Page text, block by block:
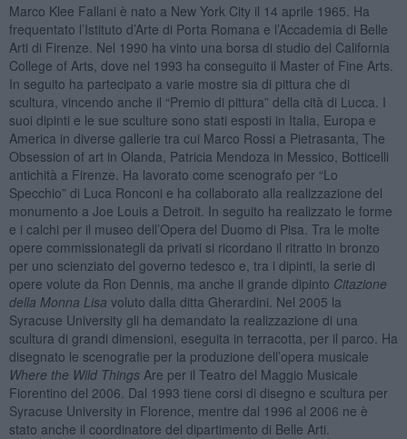
Marco Klee Fallani è nato a New York City il 14 aprile 1965. Ha
frequentato l’Istituto d’Arte di Porta Romana e l’Accademia di Belle
Arti di Firenze. Nel 1990 ha vinto una borsa di studio del California
College of Arts, dove nel 1993 ha conseguito il Master of Fine Arts.
In seguito ha partecipato a varie mostre sia di pittura che di
scultura, vincendo anche il “Premio di pittura” della cità di Lucca. I
suoi dipinti e le sue sculture sono stati esposti in Italia, Europa e
America in diverse gallerie tra cui Marco Rossi a Pietrasanta, The
Obsession of art in Olanda, Patricia Mendoza in Messico, Botticelli
antichità a Firenze. Ha lavorato come scenografo per “Lo
Specchio” di Luca Ronconi e ha collaborato alla realizzazione del
monumento a Joe Louis a Detroit. In seguito ha realizzato le forme
e i calchi per il museo dell’Opera del Duomo di Pisa. Tra le molte
opere commissionategli da privati si ricordano il ritratto in bronzo
per uno scienziato del governo tedesco e, tra i dipinti, la serie di
opere volute da Ron Dennis, ma anche il grande dipinto Citazione
della Monna Lisa voluto dalla ditta Gherardini. Nel 2005 la
Syracuse University gli ha demandato la realizzazione di una
scultura di grandi dimensioni, eseguita in terracotta, per il parco. Ha
disegnato le scenografie per la produzione dell’opera musicale
Where the Wild ThingsAre per il Teatro del Maggio Musicale
Fiorentino del 2006. Dal 1993 tiene corsi di disegno e scultura per
Syracuse University in Florence, mentre dal 1996 al 2006 ne è
stato anche il coordinatore del dipartimento di Belle Arti.